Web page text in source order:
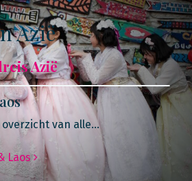
Azië
Azië
van alle…
Laos